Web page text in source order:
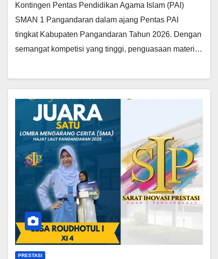
Kontingen Pentas Pendidikan Agama Islam (PAI)
SMAN 1 Pangandaran dalam ajang Pentas PAI
tingkat Kabupaten Pangandaran Tahun 2026. Dengan
semangat kompetisi yang tinggi, penguasaan materi…
PRESTASI